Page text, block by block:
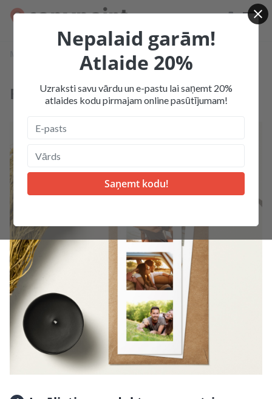
Produkcija Foto izdrukas Foto grāmatzīmes
Foto grāmatzīmes
Nepalaid garām!
Atlaide 20%
Uzraksti savu vārdu un e-pastu lai saņemt 20%
atlaides kodu pirmajam online pasūtījumam!